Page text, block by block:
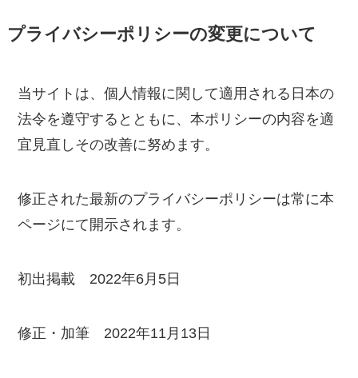
プライバシーポリシーの変更について
当サイトは、個人情報に関して適用される日本の
法令を遵守するとともに、本ポリシーの内容を適
宜見直しその改善に努めます。
修正された最新のプライバシーポリシーは常に本
ページにて開示されます。
初出掲載 2022年6月5日
修正・加筆 2022年11月13日